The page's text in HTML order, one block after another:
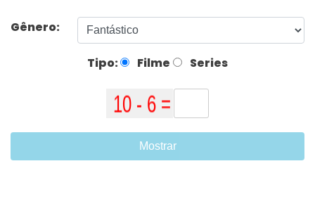
Gênero:
Tipo: Filme Series
Mostrar